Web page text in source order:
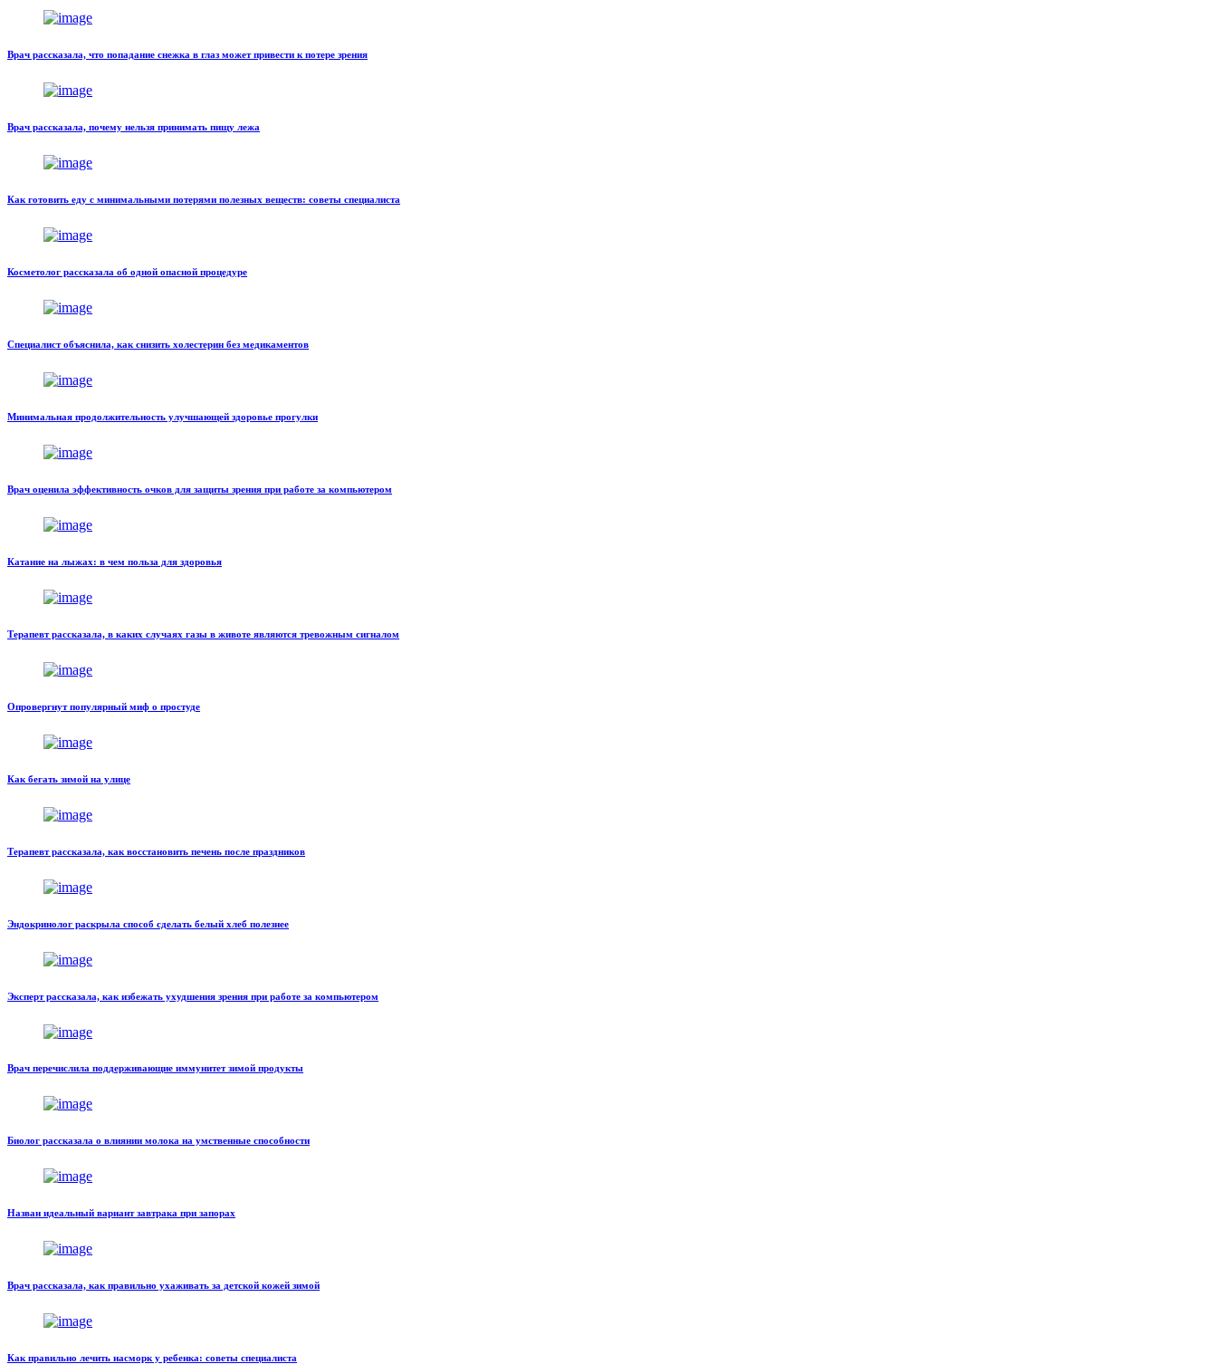
Врач рассказала, что попадание снежка в глаз может привести к потере зрения
Врач рассказала, почему нельзя принимать пищу лежа
Как готовить еду с минимальными потерями полезных веществ: советы специалиста
Косметолог рассказала об одной опасной процедуре
Специалист объяснила, как снизить холестерин без медикаментов
Минимальная продолжительность улучшающей здоровье прогулки
Врач оценила эффективность очков для защиты зрения при работе за компьютером
Катание на лыжах: в чем польза для здоровья
Терапевт рассказала, в каких случаях газы в животе являются тревожным сигналом
Опровергнут популярный миф о простуде
Как бегать зимой на улице
Терапевт рассказала, как восстановить печень после праздников
Эндокринолог раскрыла способ сделать белый хлеб полезнее
Эксперт рассказала, как избежать ухудшения зрения при работе за компьютером
Врач перечислила поддерживающие иммунитет зимой продукты
Биолог рассказала о влиянии молока на умственные способности
Назван идеальный вариант завтрака при запорах
Врач рассказала, как правильно ухаживать за детской кожей зимой
Как правильно лечить насморк у ребенка: советы специалиста